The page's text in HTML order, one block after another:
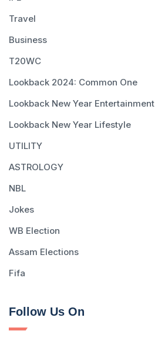
Travel
Business
T20WC
Lookback 2024: Common One
Lookback New Year Entertainment
Lookback New Year Lifestyle
UTILITY
ASTROLOGY
NBL
Jokes
WB Election
Assam Elections
Fifa
Follow Us On